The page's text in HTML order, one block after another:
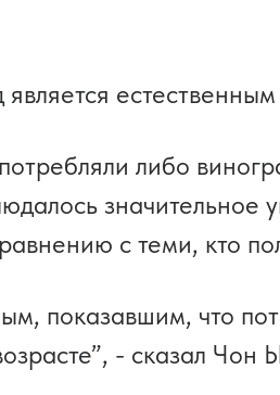
либо
с теми, кто
показавшим, что
- сказал